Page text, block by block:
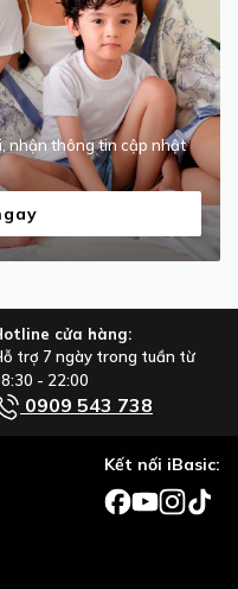
nhận thông tin cập nhật
cửa hàng:
trợ 7 ngày trong tuần từ
- 22:00
0909 543 738
Kết nối iBasic: